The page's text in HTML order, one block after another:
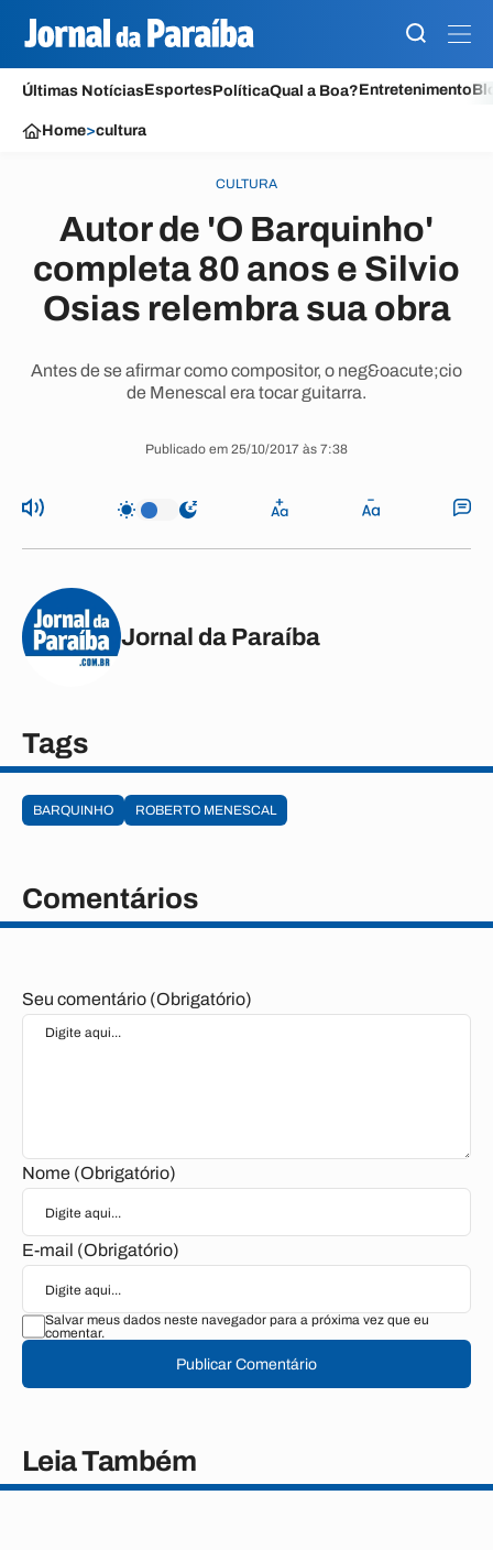
Últimas NotíciasEsportesPolíticaQual a Boa?Entretenimento
Home>cultura
CULTURA
Autor de 'O Barquinho'
completa 80 anos e Silvio
Osias relembra sua obra
Antes de se afirmar como compositor, o neg&oacute;cio
de Menescal era tocar guitarra.
Publicado em 25/10/2017 às 7:38
Jornal da Paraíba
Tags
BARQUINHO ROBERTO MENESCAL
Comentários
Seu comentário (Obrigatório)
Nome (Obrigatório)
E-mail (Obrigatório)
Salvar meus dados neste navegador para a próxima vez que eu
comentar.
Publicar Comentário
Leia Também